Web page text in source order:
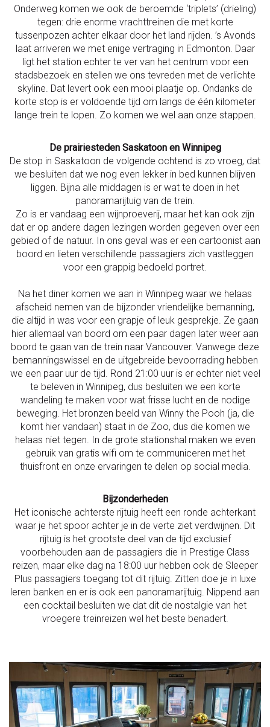
Onderweg komen we ook de beroemde ‘triplets’ (drieling)
tegen: drie enorme vrachttreinen die met korte
tussenpozen achter elkaar door het land rijden. ’s Avonds
laat arriveren we met enige vertraging in Edmonton. Daar
ligt het station echter te ver van het centrum voor een
stadsbezoek en stellen we ons tevreden met de verlichte
skyline. Dat levert ook een mooi plaatje op. Ondanks de
korte stop is er voldoende tijd om langs de één kilometer
lange trein te lopen. Zo komen we wel aan onze stappen.
De prairiesteden Saskatoon en Winnipeg
De stop in Saskatoon de volgende ochtend is zo vroeg, dat
we besluiten dat we nog even lekker in bed kunnen blijven
liggen. Bijna alle middagen is er wat te doen in het
panoramarijtuig van de trein.
Zo is er vandaag een wijnproeverij, maar het kan ook zijn
dat er op andere dagen lezingen worden gegeven over een
gebied of de natuur. In ons geval was er een cartoonist aan
boord en lieten verschillende passagiers zich vastleggen
voor een grappig bedoeld portret.
Na het diner komen we aan in Winnipeg waar we helaas
afscheid nemen van de bijzonder vriendelijke bemanning,
die altijd in was voor een grapje of leuk gesprekje. Ze gaan
hier allemaal van boord om een paar dagen later weer aan
boord te gaan van de trein naar Vancouver. Vanwege deze
bemanningswissel en de uitgebreide bevoorrading hebben
we een paar uur de tijd. Rond 21:00 uur is er echter niet veel
te beleven in Winnipeg, dus besluiten we een korte
wandeling te maken voor wat frisse lucht en de nodige
beweging. Het bronzen beeld van Winny the Pooh (ja, die
komt hier vandaan) staat in de Zoo, dus die komen we
helaas niet tegen. In de grote stationshal maken we even
gebruik van gratis wifi om te communiceren met het
thuisfront en onze ervaringen te delen op social media.
Bijzonderheden
Het iconische achterste rijtuig heeft een ronde achterkant
waar je het spoor achter je in de verte ziet verdwijnen. Dit
rijtuig is het grootste deel van de tijd exclusief
voorbehouden aan de passagiers die in Prestige Class
reizen, maar elke dag na 18:00 uur hebben ook de Sleeper
Plus passagiers toegang tot dit rijtuig. Zitten doe je in luxe
leren banken en er is ook een panoramarijtuig. Nippend aan
een cocktail besluiten we dat dit de nostalgie van het
vroegere treinreizen wel het beste benadert.